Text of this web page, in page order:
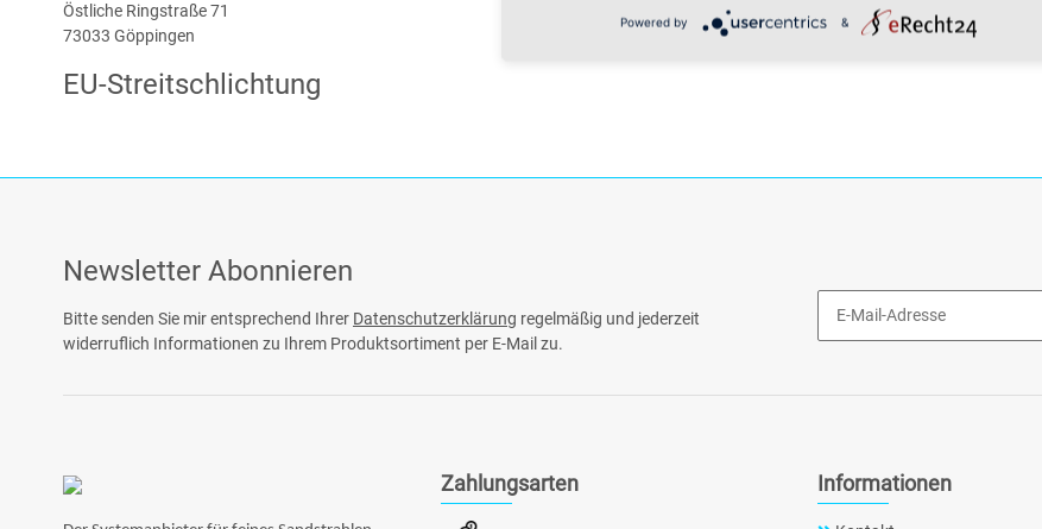
Östliche Ringstraße 71
73033 Göppingen
EU-Streitschlichtung
Newsletter Abonnieren
Bitte senden Sie mir entsprechend Ihrer Datenschutzerklärung regelmäßig und jederzeit
widerruflich Informationen zu Ihrem Produktsortiment per E-Mail zu.
Zahlungsarten Informationen
Powered by &